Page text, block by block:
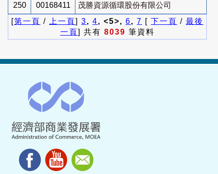
250 00168411
茂勝資源循環股份有限公司
[第一頁 / 上一頁] 3, 4, <5>, 6, 7 [ 下一頁 / 最後
一頁] 共有 8039 筆資料